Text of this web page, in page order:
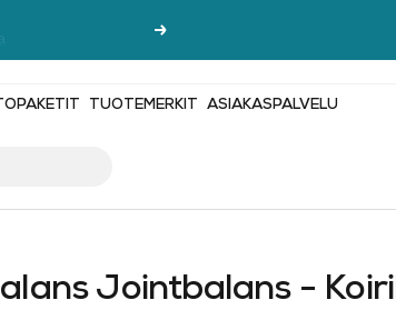
Seuraava
TUOTEMERKIT ASIAKASPALVELU
Jointbalans -